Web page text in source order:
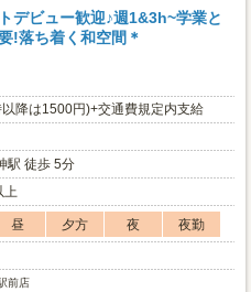
デビュー歓迎♪週1&3h~学業と
!落ち着く和空間＊
降は1500円)+交通費規定内支給
駅 徒歩 5分
上
昼 夕方 夜
夜勤
前店